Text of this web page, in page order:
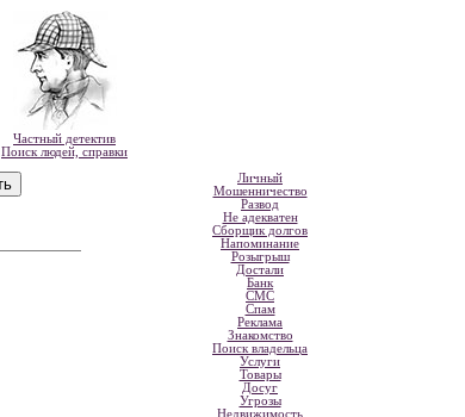
Частный детектив
Поиск людей, справки
Личный
Мошенничество
Развод
Не адекватен
Сборщик долгов
Напоминание
Розыгрыш
Достали
Банк
СМС
Спам
Реклама
Знакомство
Поиск владельца
Услуги
Товары
Досуг
Угрозы
Недвижимость